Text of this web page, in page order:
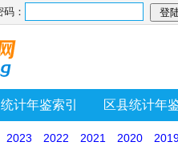
码：
统计年鉴索引 区县统计年
2023 2022 2021 2020